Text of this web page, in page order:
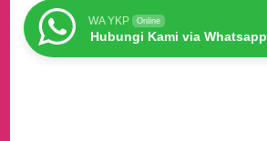
WA YKP Online
Hubungi Kami via Whatsapp